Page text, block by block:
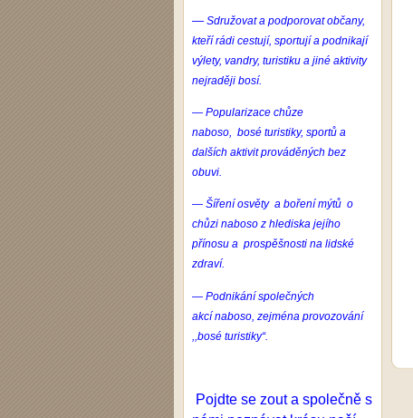
— Sdružovat a podporovat občany,
kteří rádi cestují, sportují a podnikají
výlety, vandry, turistiku a jiné aktivity
nejraději bosí.
— Popularizace chůze
naboso, bosé turistiky, sportů a
dalších aktivit prováděných bez
obuvi.
— Šíření osvěty a boření mýtů o
chůzi naboso z hlediska jejího
přínosu a prospěšnosti na lidské
zdraví.
— Podnikání společných
akcínaboso , zejména provozování
,,bosé turistiky“.
Pojdte se zout a společně s